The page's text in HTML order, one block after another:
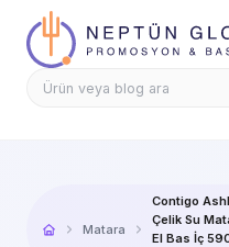
Matara
Contigo
Çelik Su
El Bas İç